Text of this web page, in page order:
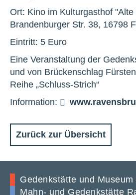
Ort: Kino im Kulturgasthof "Alte
Brandenburger Str. 38, 16798
Eintritt: 5 Euro
Eine Veranstaltung der
und von Brückenschlag
Reihe „Schluss-Strich“
Information:
Zurück zur Übersicht
Gedenkstätte und
Mahn- und Gedenkstätte